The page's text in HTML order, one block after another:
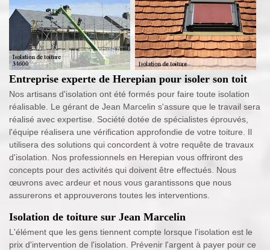
Entreprise experte de Herepian pour isoler son toit
Nos artisans d'isolation ont été formés pour faire toute isolation
réalisable. Le gérant de Jean Marcelin s'assure que le travail sera
réalisé avec expertise. Société dotée de spécialistes éprouvés,
l'équipe réalisera une vérification approfondie de votre toiture. Il
utilisera des solutions qui concordent à votre requête de travaux
d'isolation. Nos professionnels en Herepian vous offriront des
concepts pour des activités qui doivent être effectués. Nous
œuvrons avec ardeur et nous vous garantissons que nous
assurerons et approuverons toutes les interventions.
Isolation de toiture sur Jean Marcelin
L'élément que les gens tiennent compte lorsque l'isolation est le
prix d'intervention de l'isolation. Prévenir l'argent à payer pour ce